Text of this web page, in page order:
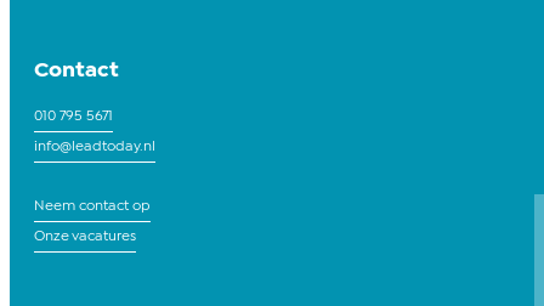
Contact
010 795 5671
info@leadtoday.nl
Neem contact op
Onze vacatures